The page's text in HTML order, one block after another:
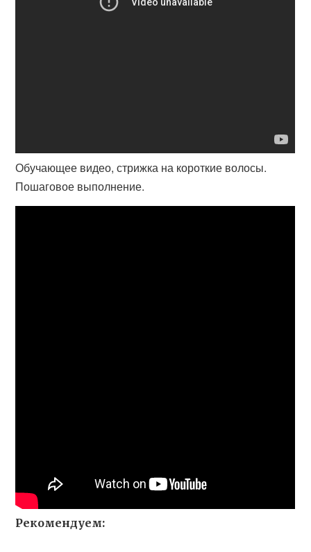
Обучающее видео, стрижка на короткие волосы.
Пошаговое выполнение.
Рекомендуем: